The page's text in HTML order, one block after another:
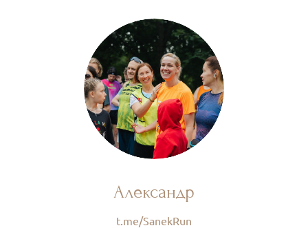
Александр
t.me/SanekRun